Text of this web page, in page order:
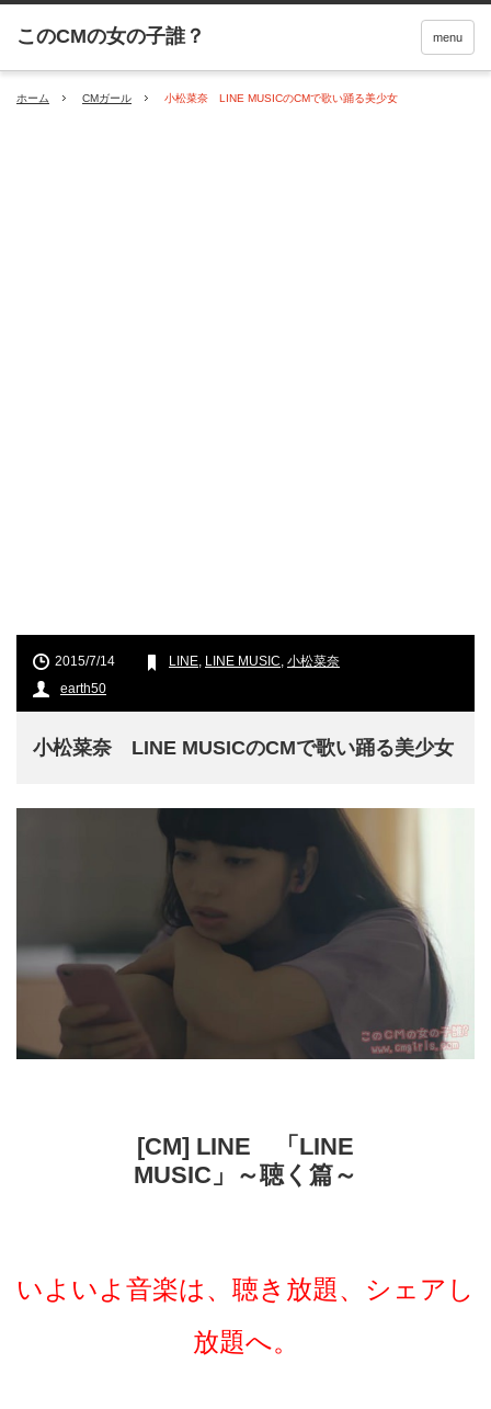
menu
ホーム CMガール 小松菜奈 LINE MUSICのCMで歌い踊る美少女
2015/7/14 LINE, LINE MUSIC, 小松菜奈
earth50
小松菜奈 LINE MUSICのCMで歌い踊る美少女
[CM] LINE 「LINE
MUSIC」～聴く篇～
いよいよ音楽は、聴き放題、シェアし
放題へ。